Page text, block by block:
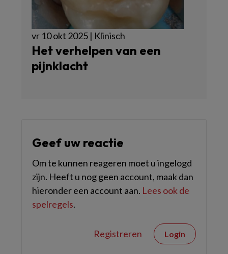
vr 10 okt 2025 | Klinisch
Het verhelpen van een
pijnklacht
Geef uw reactie
Om te kunnen reageren moet u ingelogd
zijn. Heeft u nog geen account, maak dan
hieronder een account aan. Lees ook de
spelregels.
Registreren Login